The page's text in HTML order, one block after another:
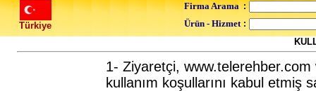
Türkiye
Firma Arama :
Ürün - Hizmet :
1- Ziyaretçi,
kullanım koşullarını kabul etmiş